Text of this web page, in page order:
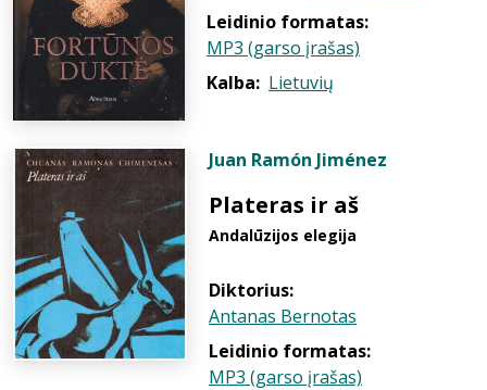
Leidinio formatas:
MP3 (garso įrašas)
Kalba: Lietuvių
Juan Ramón Jiménez
Plateras ir aš
Andalūzijos elegija
Diktorius:
Antanas Bernotas
Leidinio formatas:
MP3 (garso įrašas)